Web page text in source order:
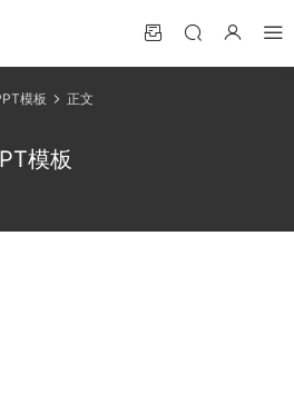
模板 正文
模板